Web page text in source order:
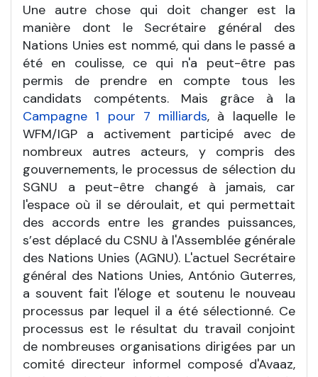
Une autre chose qui doit changer est la
manière dont le Secrétaire général des
Nations Unies est nommé, qui dans le passé a
été en coulisse, ce qui n'a peut-être pas
permis de prendre en compte tous les
candidats compétents. Mais grâce à la
Campagne 1 pour 7 milliards, à laquelle le
WFM/IGP a activement participé avec de
nombreux autres acteurs, y compris des
gouvernements, le processus de sélection du
SGNU a peut-être changé à jamais, car
l'espace où il se déroulait, et qui permettait
des accords entre les grandes puissances,
s’est déplacé du CSNU à l'Assemblée générale
des Nations Unies (AGNU). L'actuel Secrétaire
général des Nations Unies, António Guterres,
a souvent fait l'éloge et soutenu le nouveau
processus par lequel il a été sélectionné. Ce
processus est le résultat du travail conjoint
de nombreuses organisations dirigées par un
comité directeur informel composé d'Avaaz,